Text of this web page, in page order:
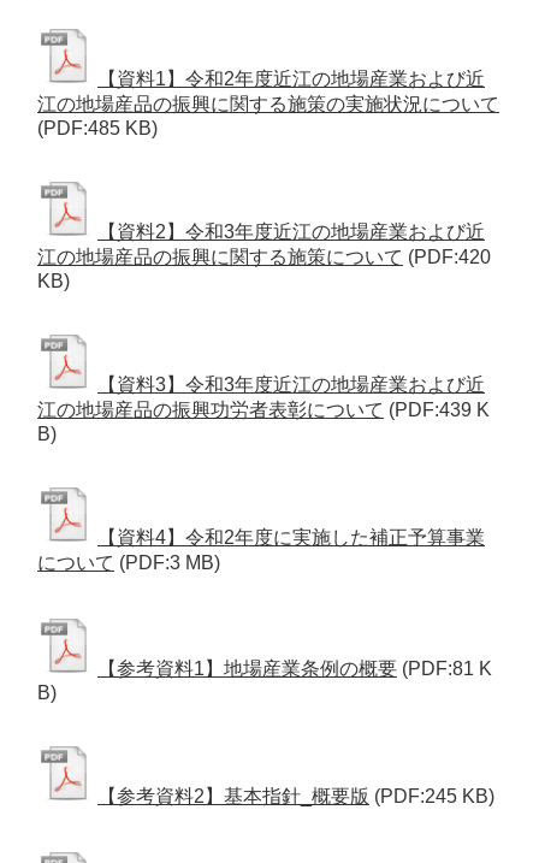
【資料1】令和2年度近江の地場産業および近
江の地場産品の振興に関する施策の実施状況について
(PDF:485 KB)
【資料2】令和3年度近江の地場産業および近
江の地場産品の振興に関する施策について (PDF:420
KB)
【資料3】令和3年度近江の地場産業および近
江の地場産品の振興功労者表彰について (PDF:439 K
B)
【資料4】令和2年度に実施した補正予算事業
について (PDF:3 MB)
【参考資料1】地場産業条例の概要 (PDF:81 K
B)
【参考資料2】基本指針_概要版 (PDF:245 KB)